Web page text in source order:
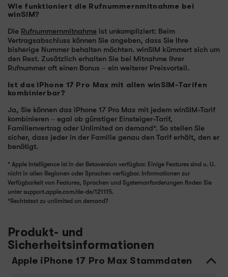
Wie funktioniert die Rufnummernmitnahme bei
winSIM?
Die Rufnummernmitnahme ist unkompliziert: Beim
Vertragsabschluss können Sie angeben, dass Sie Ihre
bisherige Nummer behalten möchten. winSIM kümmert sich um
den Rest. Zusätzlich erhalten Sie bei Mitnahme Ihrer
Rufnummer oft einen Bonus – ein weiterer Preisvorteil.
Ist das iPhone 17 Pro Max mit allen winSIM-Tarifen
kombinierbar?
Ja, Sie können das iPhone 17 Pro Max mit jedem winSIM-Tarif
kombinieren – egal ob günstiger Einsteiger-Tarif,
Familienvertrag oder Unlimited on demand*. So stellen Sie
sicher, dass jeder in der Familie genau den Tarif erhält, den er
benötigt.
* Apple Intelligence ist in der Betaversion verfügbar. Einige Features sind u. U.
nicht in allen Regionen oder Sprachen verfügbar. Informationen zur
Verfügbarkeit von Features, Sprachen und Systemanforderungen finden Sie
unter support.apple.com/de-de/121115.
*Rechtstext zu unlimited on demand?
Produkt- und
Sicherheitsinformationen
Apple iPhone 17 Pro Max Stammdaten